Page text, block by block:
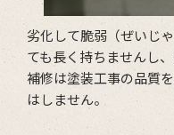
劣化して脆弱（ぜいじ
ても長く持ちませんし
補修は塗装工事の品質
はしません。